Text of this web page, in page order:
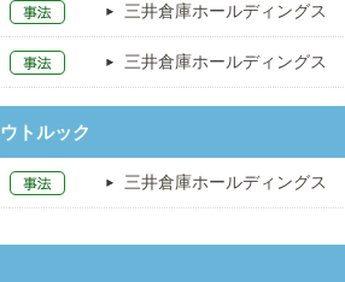
三井倉庫ホールディングス
三井倉庫ホールディングス
トルック
三井倉庫ホールディングス